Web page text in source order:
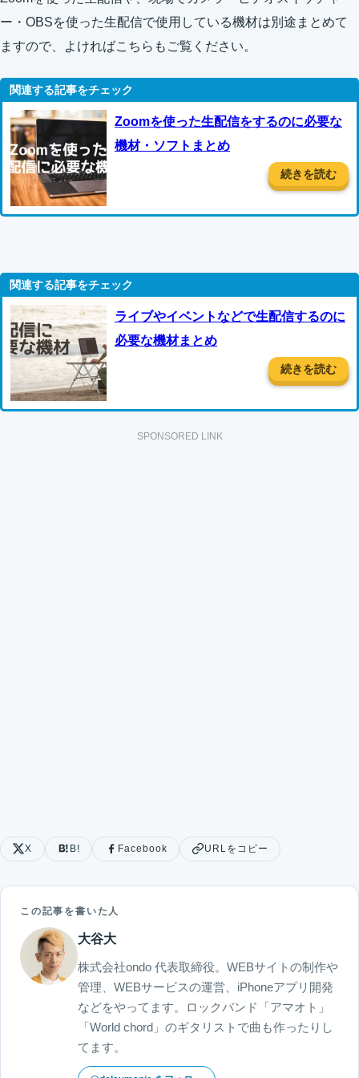
ー・OBSを使った生配信で使用している機材は別途まとめて
ますので、よければこちらもご覧ください。
Zoomを使った生配信をするのに必要な
機材・ソフトまとめ
続きを読む
ライブやイベントなどで生配信するのに
必要な機材まとめ
続きを読む
SPONSORED LINK
X B! Facebook URLをコピー
この記事を書いた人
大谷大
株式会社ondo 代表取締役。WEBサイトの制作や
管理、WEBサービスの運営、iPhoneアプリ開発
などをやってます。ロックバンド「アマオト」
「World chord」のギタリストで曲も作ったりし
てます。